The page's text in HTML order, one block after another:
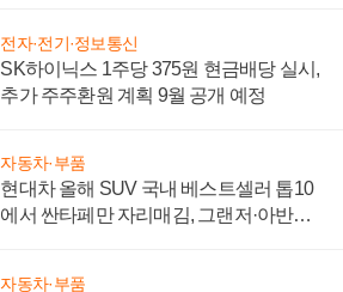
전자·전기·정보통신
SK하이닉스 1주당 375원 현금배당 실시,
추가 주주환원 계획 9월 공개 예정
자동차·부품
현대차 올해 SUV 국내 베스트셀러 톱10
에서 싼타페만 자리매김, 그랜저·아반떼
자동차·부품